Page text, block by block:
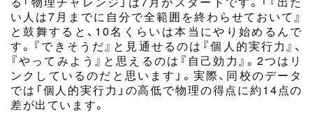
い人は7月までに自分で全範囲を終わらせておいて』
と鼓舞すると、10名くらいは本当にやり始めるんで
す。『できそうだ』と見通せるのは『個人的実行力』、
『やってみよう』と思えるのは『自己効力』。2つはリ
ンクしているのだと思います」。実際、同校のデータ
では「個人的実行力」の高低で物理の得点に約14点の
差が出ています。